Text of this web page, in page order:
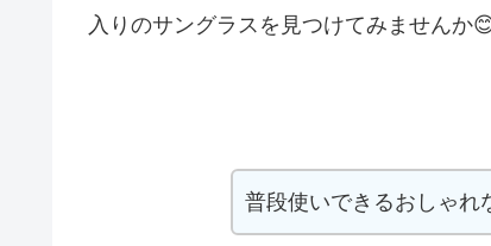
入りのサングラスを見つけてみませんか
普段使いできるおしゃれ